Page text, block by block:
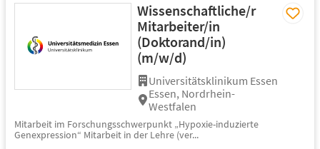
Wissenschaftliche/r
Mitarbeiter/in
(Doktorand/in)
(m/w/d)
Universitätsklinikum Essen
Essen, Nordrhein-
Westfalen
Mitarbeit im Forschungsschwerpunkt „Hypoxie-induzierte
Genexpression“ Mitarbeit in der Lehre (ver...